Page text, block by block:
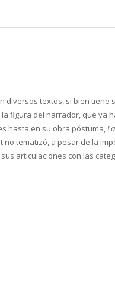
diversos textos, si bien tiene
del narrador, que ya
hasta en su obra póstuma,
tematizó, a pesar de la
articulaciones con las